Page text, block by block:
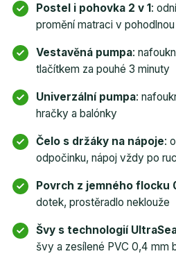
Postel i pohovka 2 v 1:
promění matraci v
Vestavěná pumpa:
tlačítkem za pouhé 3 minuty
Univerzální pumpa:
hračky a balónky
Čelo s držáky na nápoje:
odpočinku, nápoj vždy po
Povrch z jemného flocku
dotek, prostěradlo neklouže
Švy s technologií
švy a zesílené PVC 0,4 mm